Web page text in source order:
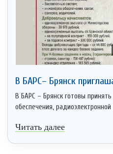
В БАРС– Брянcк
В БАРС – Брянск готовы
обеспечения,
Читать далее